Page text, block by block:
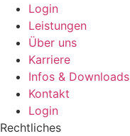
Login
Leistungen
Über uns
Karriere
Infos & Downloads
Kontakt
Login
Rechtliches